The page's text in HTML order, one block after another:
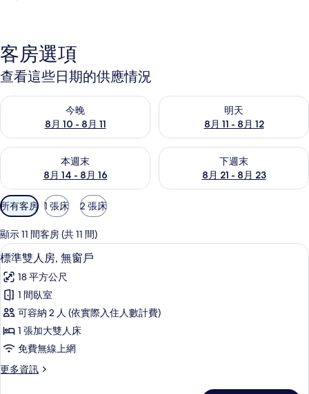
客房選項
查看這些日期的供應情況
今晚
8月 10 - 8月 11
查看今晚 (8月 10 - 8月 11) 的供應情況
明天
8月 11 - 8月 12
查看明天 (8月 11 - 8月 12) 的供
本週末
8月 14 - 8月 16
查看本週末 (8月 14 - 8月 16) 的供應情況
下週末
8月 21 - 8月 23
查看下週末 (8月 21 - 8月 23)
可
用
的
客
房
篩
選
條
所有客房 1 張床 2 張床
顯示 11 間客房 (共 11 間)
顯
示
標
準
雙
人
無
標準雙人房, 無窗戶 | 高級寢具、迷你
10
標準雙人房, 無窗戶
18 平方公尺
1 間臥室
可容納 2 人 (依實際入住人數計費)
1 張加大雙人床
免費無線上網
更多資訊
更